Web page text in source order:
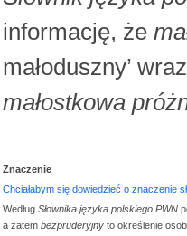
informację, że
małoduszny’
małostkowa
Znaczenie
Chciałabym się dowiedzieć o znaczenie
Według Słownika języka polskiego PWN
a zatem bezpruderyjny to określenie